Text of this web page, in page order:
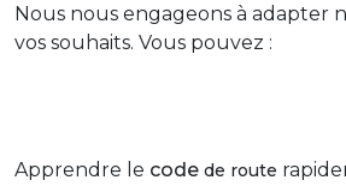
Nous nous engageons à adapter
vos souhaits. Vous pouvez :
Apprendre le code de route